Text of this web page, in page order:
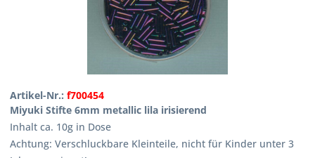
Artikel-Nr.:f700454
Miyuki Stifte 6mm metallic lila irisierend
Inhalt ca. 10g in Dose
Achtung: Verschluckbare Kleinteile, nicht für Kinder unter 3